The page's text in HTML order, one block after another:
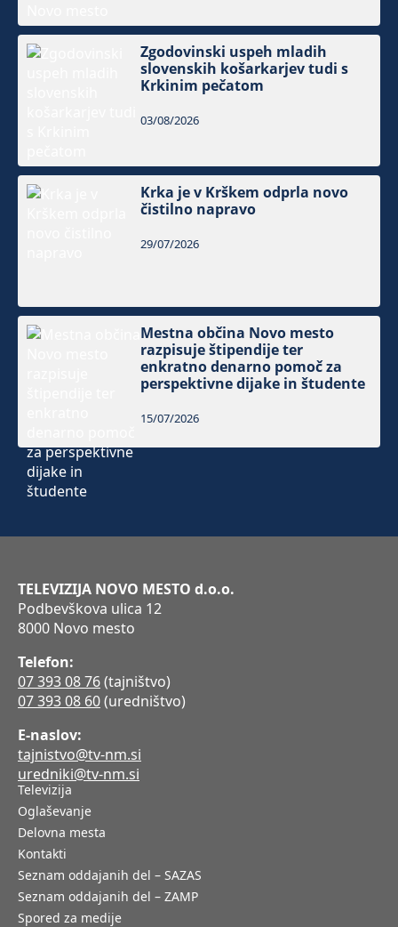
Zgodovinski uspeh mladih
slovenskih košarkarjev tudi s
Krkinim pečatom
03/08/2026
Krka je v Krškem odprla novo
čistilno napravo
29/07/2026
Mestna občina Novo mesto
razpisuje štipendije ter
enkratno denarno pomoč za
perspektivne dijake in študente
15/07/2026
TELEVIZIJA NOVO MESTO d.o.o.
Podbevškova ulica 12
8000 Novo mesto
Telefon:
07 393 08 76(tajništvo)
07 393 08 60(uredništvo)
E-naslov:
tajnistvo@tv-nm.si
uredniki@tv-nm.si
Televizija
Oglaševanje
Delovna mesta
Kontakti
Seznam oddajanih del – SAZAS
Seznam oddajanih del – ZAMP
Spored za medije